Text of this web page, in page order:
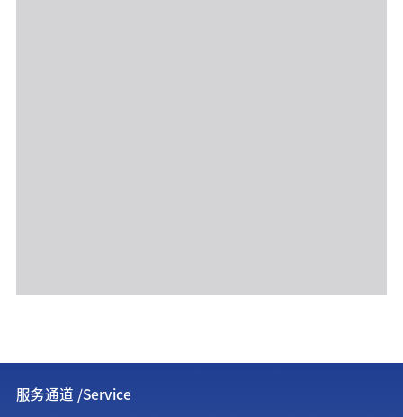
服务通道 /Service